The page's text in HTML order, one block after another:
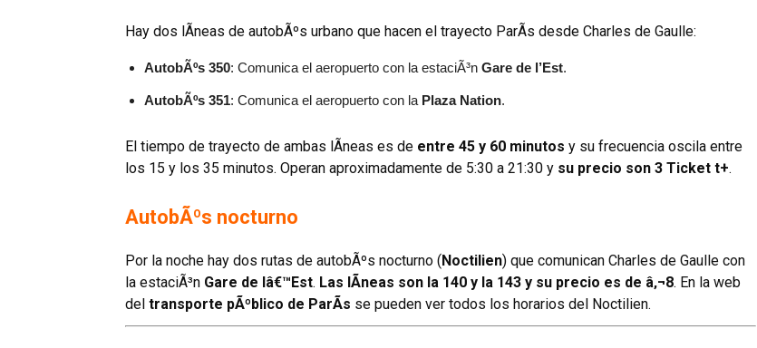
Hay dos lÃ­neas de autobÃºs urbano que hacen el trayecto ParÃ­s desde Charles de Gaulle:
AutobÃºs 350: Comunica el aeropuerto con la estaciÃ³n Gare de l’Est.
AutobÃºs 351: Comunica el aeropuerto con la Plaza Nation.
El tiempo de trayecto de ambas lÃ­neas es de entre 45 y 60 minutos y su frecuencia oscila entre
los 15 y los 35 minutos. Operan aproximadamente de 5:30 a 21:30 y su precio son 3 Ticket t+.
AutobÃºs nocturno
Por la noche hay dos rutas de autobÃºs nocturno (Noctilien) que comunican Charles de Gaulle con
la estaciÃ³n Gare de lâ€™Est. Las lÃ­neas son la 140 y la 143 y su precio es de â‚¬8. En la web
del transporte pÃºblico de ParÃ­s se pueden ver todos los horarios del Noctilien.